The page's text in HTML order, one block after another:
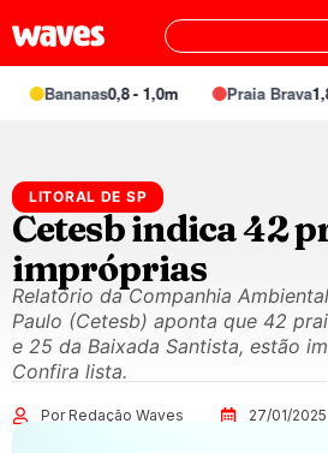
Bananas0,8 - 1,0m Praia Brava1,8
LITORAL DE SP
Cetesb indica 42
impróprias
Relatório da Companhia
Paulo (Cetesb) aponta que 42
e 25 da Baixada Santista, estão
Confira lista.
Por Redação Waves 27/01/2025